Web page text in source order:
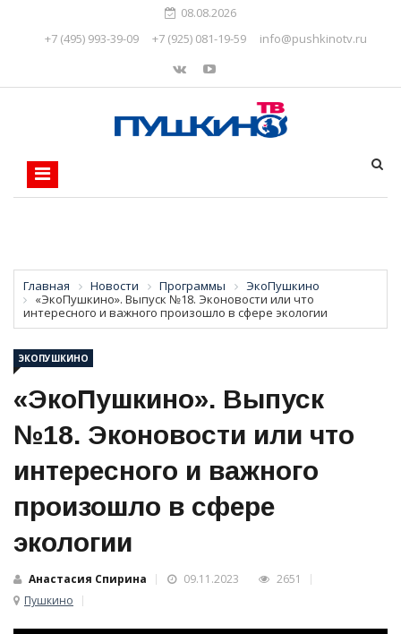
08.08.2026
+7 (495) 993-39-09
+7 (925) 081-19-59 info@pushkinotv.ru
Главная Новости Программы
ЭкоПушкино
«ЭкоПушкино». Выпуск №18. Эконовости или что
интересного и важного произошло в сфере экологии
ЭКОПУШКИНО
«ЭкоПушкино». Выпуск
№18. Эконовости или что
интересного и важного
произошло в сфере
экологии
Анастасия Спирина 09.11.2023
2651
Пушкино